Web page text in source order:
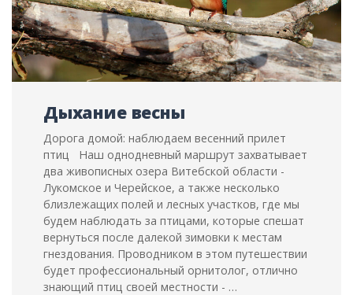
Дыхание весны
Дорога домой: наблюдаем весенний прилет
птиц Наш однодневный маршрут захватывает
два живописных озера Витебской области -
Лукомское и Черейское, а также несколько
близлежащих полей и лесных участков, где мы
будем наблюдать за птицами, которые спешат
вернуться после далекой зимовки к местам
гнездования. Проводником в этом путешествии
будет профессиональный орнитолог, отлично
знающий птиц своей местности - …